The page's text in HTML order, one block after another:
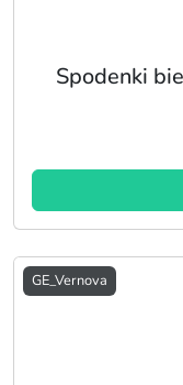
Spodenki
GE_Vernova